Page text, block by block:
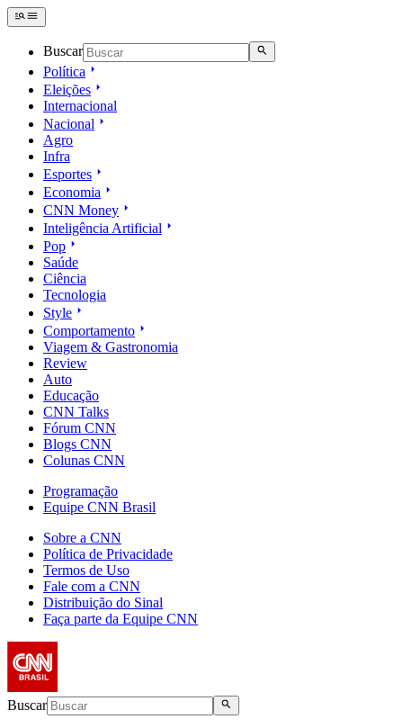
Buscar
Política
Eleições
Internacional
Nacional
Agro
Infra
Esportes
Economia
CNN Money
Inteligência Artificial
Pop
Saúde
Ciência
Tecnologia
Style
Comportamento
Viagem & Gastronomia
Review
Auto
Educação
CNN Talks
Fórum CNN
Blogs CNN
Colunas CNN
Programação
Equipe CNN Brasil
Sobre a CNN
Política de Privacidade
Termos de Uso
Fale com a CNN
Distribuição do Sinal
Faça parte da Equipe CNN
Buscar